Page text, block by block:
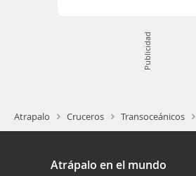
Publicidad
Atrapalo Cruceros Transoceánicos
Atrápalo en el mundo